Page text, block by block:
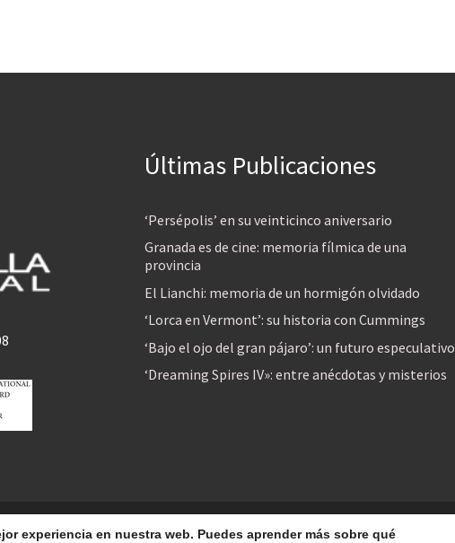
Últimas Publicaciones
‘Persépolis’ en su veinticinco aniversario
Granada es de cine: memoria fílmica de una
provincia
El Lianchi: memoria de un hormigón olvidado
‘Lorca en Vermont’: su historia con Cummings
‘Bajo el ojo del gran pájaro’: un futuro especulativo
‘Dreaming Spires IV»: entre anécdotas y misterios
los derechos reservados
experiencia en nuestra web. Puedes aprender más sobre qué